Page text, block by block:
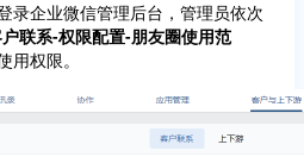
录企业微信管理后台，管理员依次
户联系-权限配置-朋友圈使用范
用权限。